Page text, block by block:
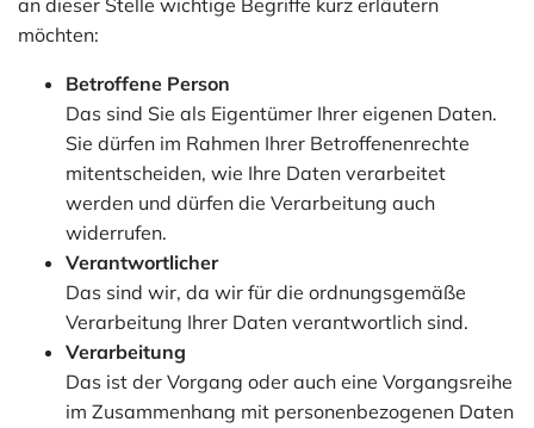
an dieser Stelle wichtige Begriffe kurz erläutern
möchten:
Betroffene Person
Das sind Sie als Eigentümer Ihrer eigenen Daten.
Sie dürfen im Rahmen Ihrer Betroffenenrechte
mitentscheiden, wie Ihre Daten verarbeitet
werden und dürfen die Verarbeitung auch
widerrufen.
Verantwortlicher
Das sind wir, da wir für die ordnungsgemäße
Verarbeitung Ihrer Daten verantwortlich sind.
Verarbeitung
Das ist der Vorgang oder auch eine Vorgangsreihe
im Zusammenhang mit personenbezogenen Daten